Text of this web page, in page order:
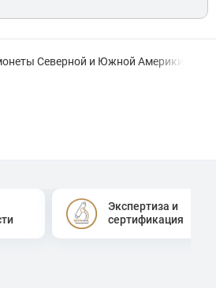
Северной и Южной Америки
Экспертиза и
сертификация